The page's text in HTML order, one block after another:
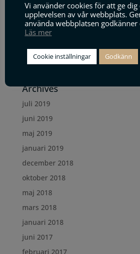
Search
Archives
juli 2019
juni 2019
maj 2019
januari 2019
december 2018
oktober 2018
maj 2018
mars 2018
januari 2018
juni 2017
februari 2017
Vi använder cookies för att ge dig
upplevelsen av vår webbplats.
använda webbplatsen godkänner
Läs mer
Cookie inställningar Godkänn